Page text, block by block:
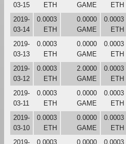
03-15
ETH
GAME
ETH
2019-
03-14
0.0003
ETH
0.0000
GAME
0.0003
ETH
2019-
03-13
0.0003
ETH
0.0000
GAME
0.0003
ETH
2019-
03-12
0.0003
ETH
2.0000
GAME
0.0003
ETH
2019-
03-11
0.0003
ETH
0.0000
GAME
0.0003
ETH
2019-
03-10
0.0003
ETH
0.0000
GAME
0.0003
ETH
2019-
0.0003
0.0000
0.0003